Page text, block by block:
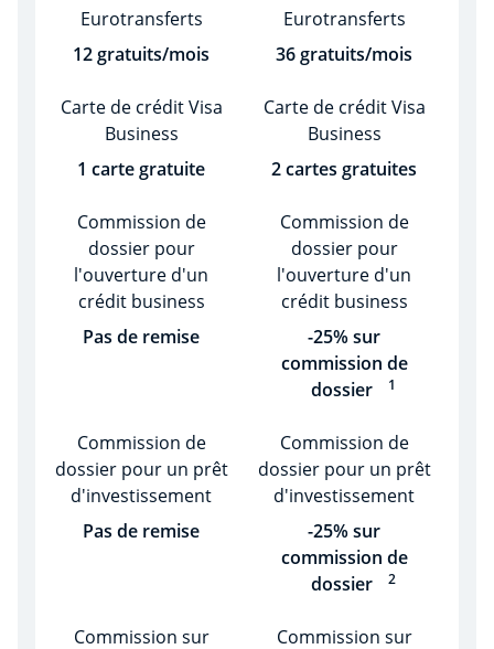
12 gratuits/mois 36 gratuits/mois
1 carte gratuite 2 cartes gratuites
Pas de remise
-25% sur
commission de
dossier
1
Pas de remise
-25% sur
commission de
dossier
2